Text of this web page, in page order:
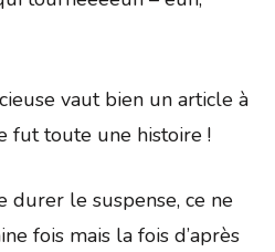
vaut bien un article à
fut toute une histoire !
durer le suspense, ce ne
fois mais la fois d’après